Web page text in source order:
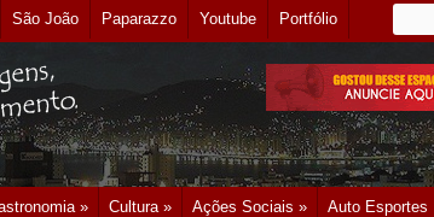
São João Paparazzo Youtube Portfólio
» Cultura » Ações Sociais » Auto Esportes